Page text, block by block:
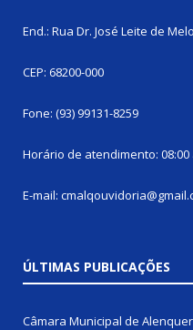
End.: Rua Dr. José Leite de
CEP: 68200-000
Fone: (93) 99131-8259
Horário de atendimento: 08:00
E-mail:
ÚLTIMAS PUBLICAÇÕES
Câmara Municipal de